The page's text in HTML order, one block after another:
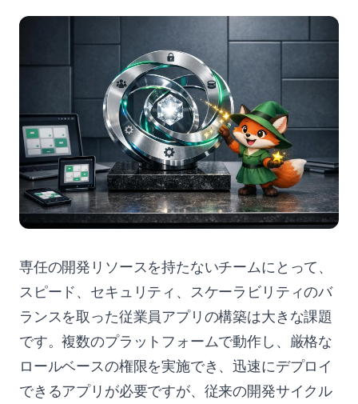
専任の開発リソースを持たないチームにとって、
スピード、セキュリティ、スケーラビリティのバ
ランスを取った従業員アプリの構築は大きな課題
です。複数のプラットフォームで動作し、厳格な
ロールベースの権限を実施でき、迅速にデプロイ
できるアプリが必要ですが、従来の開発サイクル